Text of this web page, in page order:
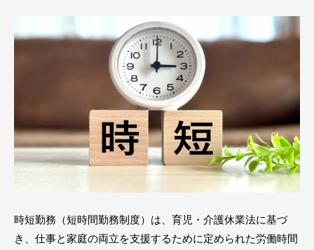
時短勤務（短時間勤務制度）は、育児・介護休業法に基づ
き、仕事と家庭の両立を支援するために定められた労働時間